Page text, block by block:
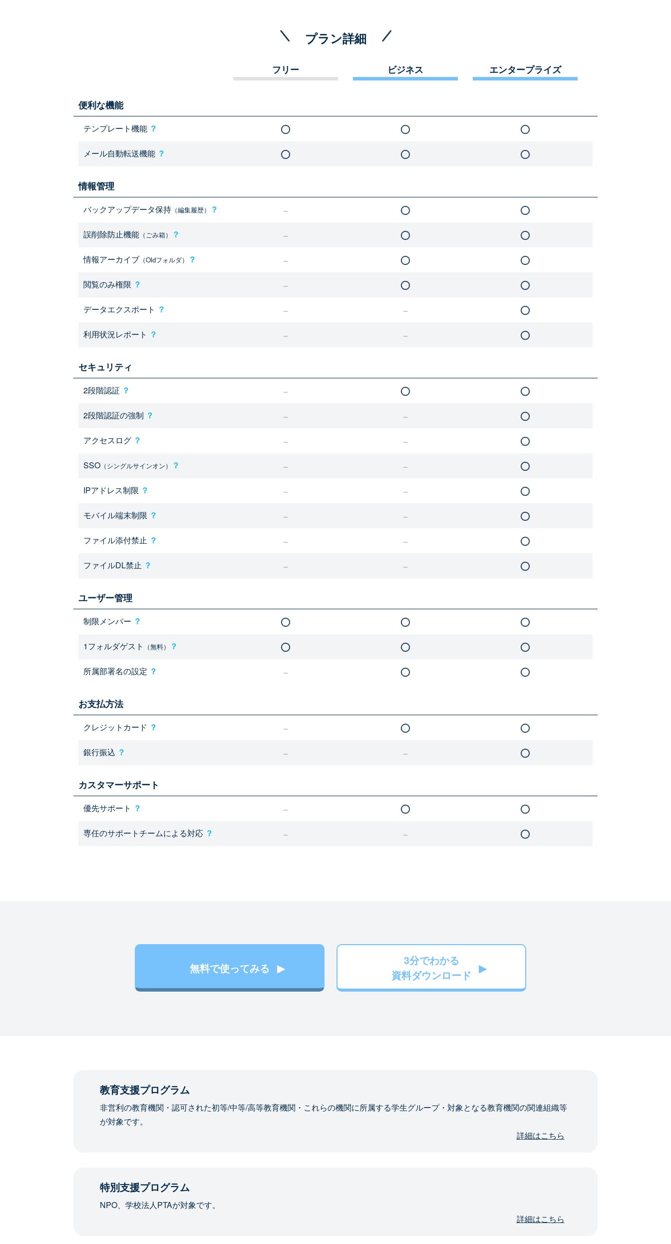
プラン詳細
フリー ビジネス エンタープライズ
便利な機能
テンプレート機能 ？
メール自動転送機能 ？
情報管理
バックアップデータ保持 （編集履歴） ？
誤削除防止機能 （ごみ箱） ？
情報アーカイブ （Oldフォルダ） ？
閲覧のみ権限 ？
データエクスポート ？
利用状況レポート ？
セキュリティ
2段階認証 ？
2段階認証の強制 ？
アクセスログ ？
SSO （シングルサインオン） ？
IPアドレス制限 ？
モバイル端末制限 ？
ファイル添付禁止 ？
ファイルDL禁止 ？
ユーザー管理
制限メンバー ？
1フォルダゲスト （無料） ？
所属部署名の設定 ？
お支払方法
クレジットカード ？
銀行振込 ？
カスタマーサポート
優先サポート ？
専任のサポートチームによる対応 ？
無料で使ってみる
3分でわかる
資料ダウンロード
教育支援プログラム
非営利の教育機関・認可された初等/中等/高等教育機関・これらの機関に所属する学生グループ・対象となる教育機関の関連組織等
が対象です。
詳細はこちら
特別支援プログラム
NPO、学校法人PTAが対象です。
詳細はこちら